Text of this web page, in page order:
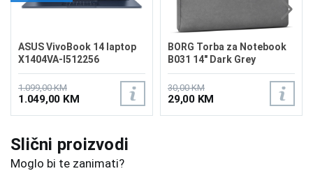
ASUS VivoBook 14 laptop
X1404VA-I512256
1.099,00 KM
1.049,00 KM
BORG Torba za Notebook
B031 14" Dark Grey
30,00 KM
29,00 KM
Slični proizvodi
Moglo bi te zanimati?